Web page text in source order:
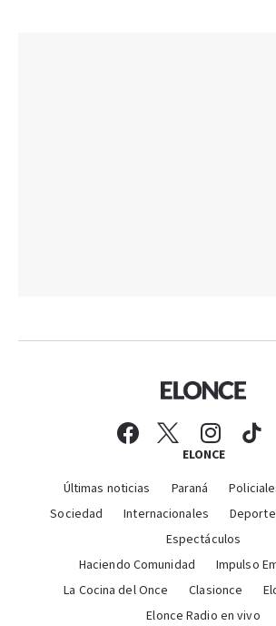
ELONCE
Últimas noticias Paraná
Sociedad
Internacionales
Espectáculos
Haciendo Comunidad
Impulso
La Cocina del Once
Clasionce
Elonce Radio en vivo